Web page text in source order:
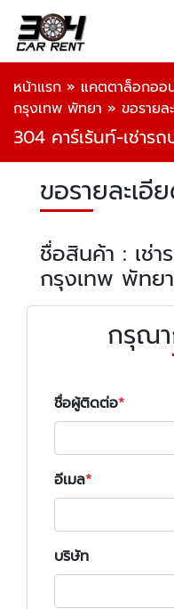
หน้าแรก » แคตตาล็อกออ
กรุงเทพ พัทยา » ขอรายล
304 คาร์เร้นท์-เช่าร
ขอรายละเอี
ชื่อสินค้า : เช่
กรุงเทพ พัทยา
กรุณ
ชื่อผู้ติดต่อ
อีเมล
บริษัท